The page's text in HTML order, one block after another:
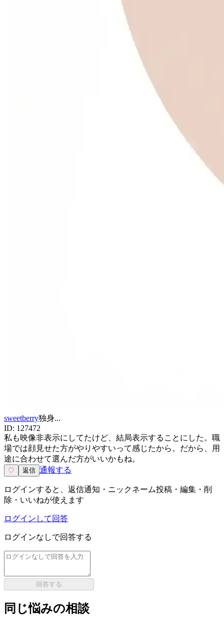
sweetberry独身...
ID: 127472
私も映像非表示にしてたけど、結局表示することにした。職
場では顔見せた方がやりやすいって感じたから。だから、用
途に合わせて選んだ方がいいかもね。
♡ 返信 通報する
ログインすると、返信通知・ニックネーム投稿・編集・削
除・いいねが使えます
ログインして回答
ログインなしで回答する
回答する
同じ悩みの相談